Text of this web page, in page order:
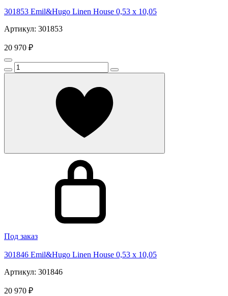
301853 Emil&Hugo Linen House 0,53 x 10,05
Артикул: 301853
20 970 ₽
Под заказ
301846 Emil&Hugo Linen House 0,53 x 10,05
Артикул: 301846
20 970 ₽